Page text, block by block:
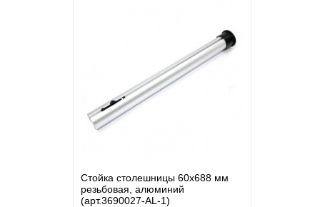
Стойка столешницы 60х688 мм
резьбовая, алюминий
(арт.3690027-AL-1)